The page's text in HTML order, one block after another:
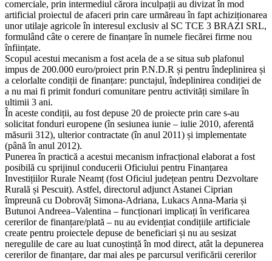
comerciale, prin intermediul cărora inculpații au divizat în mod
artificial proiectul de afaceri prin care urmăreau în fapt achiziționarea
unor utilaje agricole în interesul exclusiv al SC TCE 3 BRAZI SRL,
formulând câte o cerere de finanțare în numele fiecărei firme nou
înființate.
Scopul acestui mecanism a fost acela de a se situa sub plafonul
impus de 200.000 euro/proiect prin P.N.D.R și pentru îndeplinirea și
a celorlalte condiții de finanțare: punctajul, îndeplinirea condiției de
a nu mai fi primit fonduri comunitare pentru activități similare în
ultimii 3 ani.
În aceste condiții, au fost depuse 20 de proiecte prin care s-au
solicitat fonduri europene (în sesiunea iunie – iulie 2010, aferentă
măsurii 312), ulterior contractate (în anul 2011) și implementate
(până în anul 2012).
Punerea în practică a acestui mecanism infracțional elaborat a fost
posibilă cu sprijinul conducerii Oficiului pentru Finanțarea
Investițiilor Rurale Neamț (fost Oficiul județean pentru Dezvoltare
Rurală și Pescuit). Astfel, directorul adjunct Astanei Ciprian
împreună cu Dobrovăț Simona-Adriana, Lukacs Anna-Maria și
Butunoi Andreea–Valentina – funcționari implicați în verificarea
cererilor de finanțare/plată – nu au evidențiat condițiile artificiale
create pentru proiectele depuse de beneficiari și nu au sesizat
neregulile de care au luat cunoștință în mod direct, atât la depunerea
cererilor de finanțare, dar mai ales pe parcursul verificării cererilor